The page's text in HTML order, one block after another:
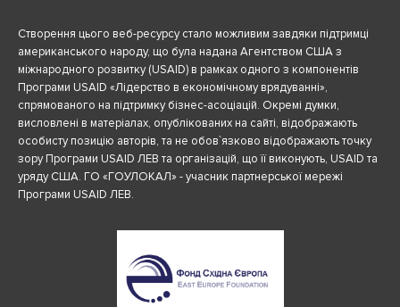
Створення цього веб-ресурсу стало можливим завдяки підтримці
американського народу, що була надана Агентством США з
міжнародного розвитку (USAID) в рамках одного з компонентів
Програми USAID «Лідерство в економічному врядуванні»,
спрямованого на підтримку бізнес-асоціацій. Окремі думки,
висловлені в матеріалах, опублікованих на сайті, відображають
особисту позицію авторів, та не обов`язково відображають точку
зору Програми USAID ЛЕВ та організацій, що її виконують, USAID та
уряду США. ГО «ГОУЛОКАЛ» - учасник партнерської мережі
Програми USAID ЛЕВ.